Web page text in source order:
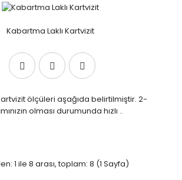
Kabartma Laklı Kartvizit
ölçüleri aşağıda belirtilmiştir. 2-
olması durumunda hızlı ..
1 ile 8 arası, toplam: 8 (1 Sayfa)